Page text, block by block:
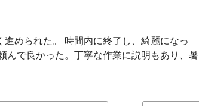
められた。 時間内に終了し、綺麗になっ
んで良かった。丁寧な作業に説明もあり、暑